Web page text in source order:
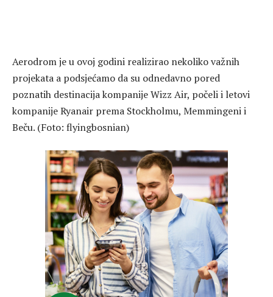
Aerodrom je u ovoj godini realizirao nekoliko važnih
projekata a podsjećamo da su odnedavno pored
poznatih destinacija kompanije Wizz Air, počeli i letovi
kompanije Ryanair prema Stockholmu, Memmingeni i
Beču. (Foto: flyingbosnian)